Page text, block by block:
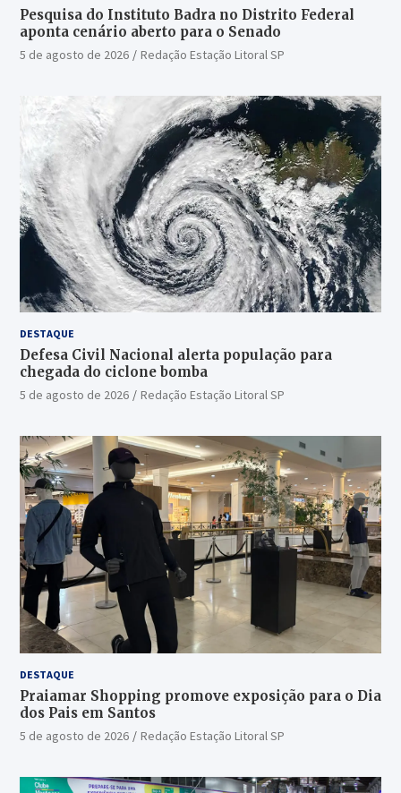
Pesquisa do Instituto Badra no Distrito Federal
aponta cenário aberto para o Senado
5 de agosto de 2026 Redação Estação Litoral SP
DESTAQUE
Defesa Civil Nacional alerta população para
chegada do ciclone bomba
5 de agosto de 2026 Redação Estação Litoral SP
DESTAQUE
Praiamar Shopping promove exposição para o Dia
dos Pais em Santos
5 de agosto de 2026 Redação Estação Litoral SP